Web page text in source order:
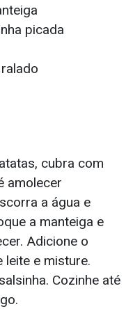
picada
cubra com
amolecer
a água e
a manteiga e
Adicione o
leite e misture.
Cozinhe até